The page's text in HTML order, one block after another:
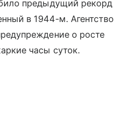
предыдущий рекорд
в 1944-м. Агентство
о росте
часы суток.